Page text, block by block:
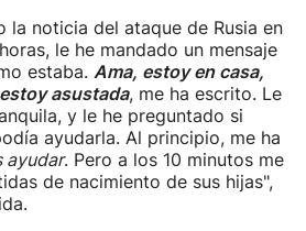
la noticia del ataque de Rusia en
le he mandado un mensaje
estaba. Ama, estoy en casa,
asustada, me ha escrito. Le
y le he preguntado si
ayudarla. Al principio, me ha
ayudar. Pero a los 10 minutos me
de nacimiento de sus hijas",